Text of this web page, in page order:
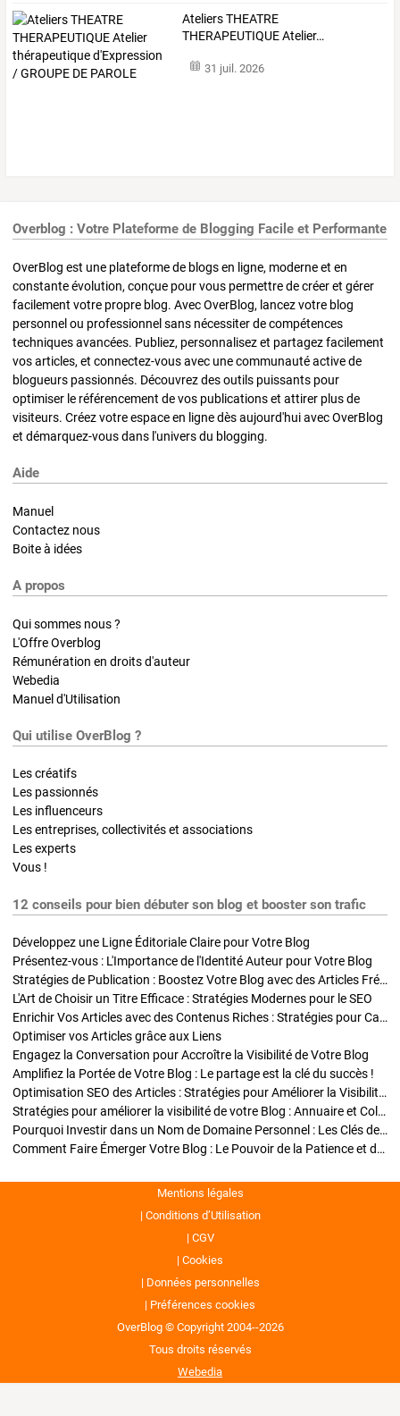
AteliersTHEATRE
THERAPEUTIQUEAtelier…
31 juil. 2026
Overblog : Votre Plateforme de Blogging Facile et Performante
OverBlog est une plateforme de blogs en ligne, moderne et en
constante évolution, conçue pour vous permettre de créer et gérer
facilement votre propre blog. Avec OverBlog, lancez votre blog
personnel ou professionnel sans nécessiter de compétences
techniques avancées. Publiez, personnalisez et partagez facilement
vos articles, et connectez-vous avec une communauté active de
blogueurs passionnés. Découvrez des outils puissants pour
optimiser le référencement de vos publications et attirer plus de
visiteurs. Créez votre espace en ligne dès aujourd'hui avec OverBlog
et démarquez-vous dans l'univers du blogging.
Aide
Manuel
Contactez nous
Boite à idées
A propos
Qui sommes nous ?
L'Offre Overblog
Rémunération en droits d'auteur
Webedia
Manuel d'Utilisation
Qui utilise OverBlog ?
Les créatifs
Les passionnés
Les influenceurs
Les entreprises, collectivités et associations
Les experts
Vous !
12 conseils pour bien débuter son blog et booster son trafic
Développez une Ligne Éditoriale Claire pour Votre Blog
Présentez-vous : L'Importance de l'Identité Auteur pour Votre Blog
Stratégies de Publication : Boostez Votre Blog avec des Articles Fréquents et Exclusifs
L'Art de Choisir un Titre Efficace : Stratégies Modernes pour le SEO
Enrichir Vos Articles avec des Contenus Riches : Stratégies pour Captiver et Optimiser
Optimiser vos Articles grâce aux Liens
Engagez la Conversation pour Accroître la Visibilité de Votre Blog
Amplifiez la Portée de Votre Blog : Le partage est la clé du succès !
Optimisation SEO des Articles : Stratégies pour Améliorer la Visibilité de Votre Blog
Stratégies pour améliorer la visibilité de votre Blog : Annuaire et Collaborations
Pourquoi Investir dans un Nom de Domaine Personnel : Les Clés de la Réussite de Votre Blog
Comment Faire Émerger Votre Blog : Le Pouvoir de la Patience et de la Persévérance
Mentions légales
Conditions d’Utilisation
CGV
Cookies
Données personnelles
Préférences cookies
OverBlog © Copyright 2004--2026
Tous droits réservés
Webedia